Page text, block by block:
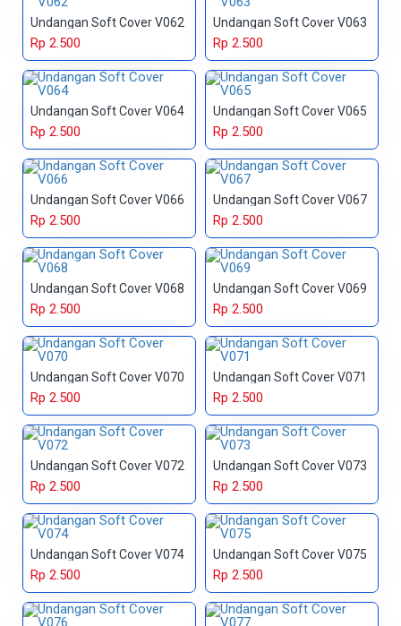
Undangan Soft Cover V062
Rp 2.500
Undangan Soft Cover V063
Rp 2.500
Undangan Soft Cover V064
Rp 2.500
Undangan Soft Cover V065
Rp 2.500
Undangan Soft Cover V066
Rp 2.500
Undangan Soft Cover V067
Rp 2.500
Undangan Soft Cover V068
Rp 2.500
Undangan Soft Cover V069
Rp 2.500
Undangan Soft Cover V070
Rp 2.500
Undangan Soft Cover V071
Rp 2.500
Undangan Soft Cover V072
Rp 2.500
Undangan Soft Cover V073
Rp 2.500
Undangan Soft Cover V074
Rp 2.500
Undangan Soft Cover V075
Rp 2.500